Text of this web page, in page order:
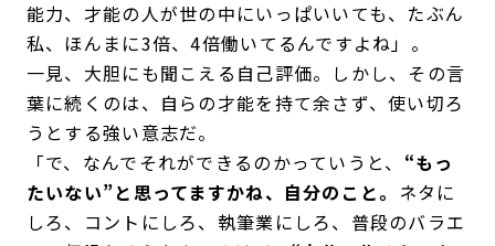
能力、才能の人が世の中にいっぱいいても、たぶん
私、ほんまに3倍、4倍働いてるんですよね」。
一見、大胆にも聞こえる自己評価。しかし、その言
葉に続くのは、自らの才能を持て余さず、使い切ろ
うとする強い意志だ。
「で、なんでそれができるのかっていうと、 “もっ
たいない”と思ってますかね、自分のこと。 ネタに
しろ、コントにしろ、執筆業にしろ、普段のバラエ